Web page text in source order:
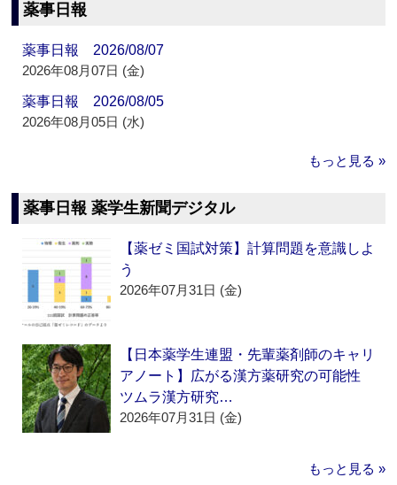
薬事日報
薬事日報 2026/08/07
2026年08月07日 (金)
薬事日報 2026/08/05
2026年08月05日 (水)
もっと見る »
薬事日報 薬学生新聞デジタル
【薬ゼミ国試対策】計算問題を意識しよ
う
2026年07月31日 (金)
【日本薬学生連盟・先輩薬剤師のキャリ
アノート】広がる漢方薬研究の可能性
ツムラ漢方研究…
2026年07月31日 (金)
もっと見る »